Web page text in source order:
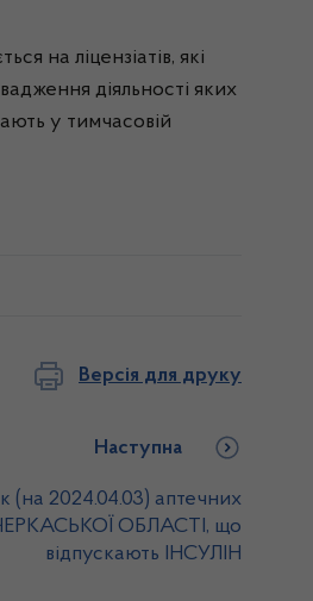
на ліцензіатів, які
діяльності яких
у тимчасовій
Версія для друку
Наступна
(на 2024.04.03) аптечних
ЧЕРКАСЬКОЇ ОБЛАСТІ, що
відпускають ІНСУЛІН